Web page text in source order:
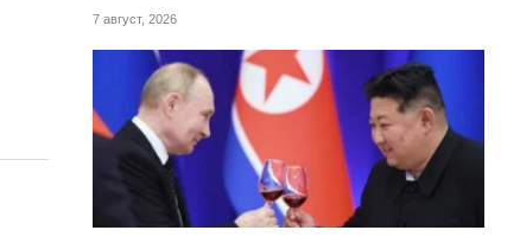
7 август, 2026